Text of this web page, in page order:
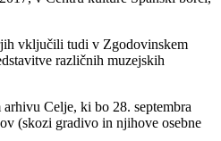
vključili tudi v Zgodovinskem
različnih muzejskih
Celje, ki bo 28. septembra
(skozi gradivo in njihove osebne